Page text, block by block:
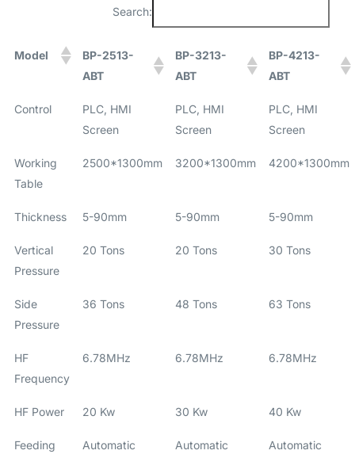
Search:
Model
BP-2513-
ABT
BP-3213-
ABT
BP-4213-
ABT
Control
PLC, HMI
Screen
PLC, HMI
Screen
PLC, HMI
Screen
Working
Table
2500*1300mm 3200*1300mm 4200*1300mm
Thickness 5-90mm 5-90mm 5-90mm
Vertical
Pressure
20 Tons 20 Tons 30 Tons
Side
Pressure
36 Tons 48 Tons 63 Tons
HF
Frequency
6.78MHz 6.78MHz 6.78MHz
HF Power 20 Kw 30 Kw 40 Kw
Feeding Automatic Automatic Automatic